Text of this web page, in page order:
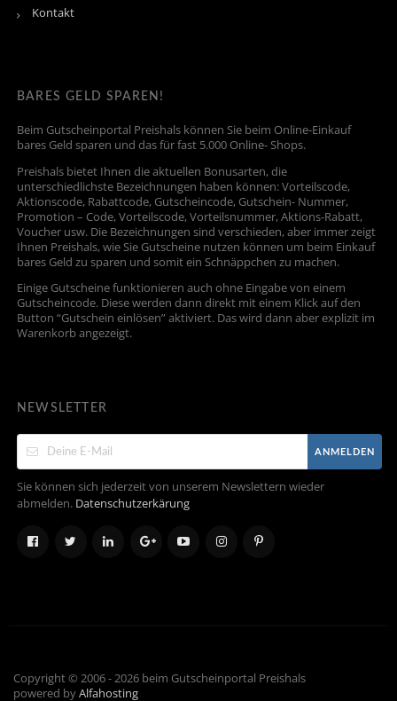
Kontakt
BARES GELD SPAREN!
Beim Gutscheinportal Preishals können Sie beim Online-Einkauf
bares Geld sparen und das für fast 5.000 Online- Shops.
Preishals bietet Ihnen die aktuellen Bonusarten, die
unterschiedlichste Bezeichnungen haben können: Vorteilscode,
Aktionscode, Rabattcode, Gutscheincode, Gutschein- Nummer,
Promotion – Code, Vorteilscode, Vorteilsnummer, Aktions-Rabatt,
Voucher usw. Die Bezeichnungen sind verschieden, aber immer zeigt
Ihnen Preishals, wie Sie Gutscheine nutzen können um beim Einkauf
bares Geld zu sparen und somit ein Schnäppchen zu machen.
Einige Gutscheine funktionieren auch ohne Eingabe von einem
Gutscheincode. Diese werden dann direkt mit einem Klick auf den
Button “Gutschein einlösen” aktiviert. Das wird dann aber explizit im
Warenkorb angezeigt.
NEWSLETTER
ANMELDEN
Sie können sich jederzeit von unserem Newslettern wieder
abmelden. Datenschutzerkärung
Copyright © 2006 - 2026 beim Gutscheinportal Preishals
powered byAlfahosting